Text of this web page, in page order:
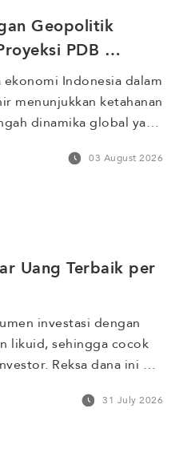
Efek musiman
berharga bagi
Geopolitik
PDB
ekonomi Indonesia dalam
menunjukkan ketahanan
dinamika global yang
tahun 2025,
Bruto (PDB)
Memasuki
03 August 2026
Uang Terbaik per
investasi dengan
likuid, sehingga cocok
Reksa dana ini
pasar uang
yang memiliki 31 July 2026